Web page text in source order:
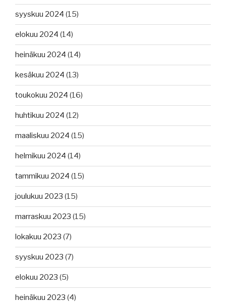
syyskuu 2024 (15)
elokuu 2024 (14)
heinäkuu 2024 (14)
kesäkuu 2024 (13)
toukokuu 2024 (16)
huhtikuu 2024 (12)
maaliskuu 2024 (15)
helmikuu 2024 (14)
tammikuu 2024 (15)
joulukuu 2023 (15)
marraskuu 2023 (15)
lokakuu 2023 (7)
syyskuu 2023 (7)
elokuu 2023 (5)
heinäkuu 2023 (4)